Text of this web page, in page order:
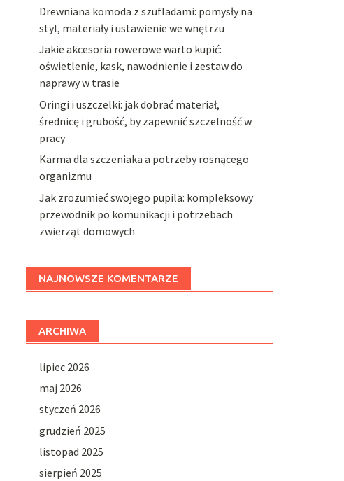
Drewniana komoda z szufladami: pomysły na
styl, materiały i ustawienie we wnętrzu
Jakie akcesoria rowerowe warto kupić:
oświetlenie, kask, nawodnienie i zestaw do
naprawy w trasie
Oringi i uszczelki: jak dobrać materiał,
średnicę i grubość, by zapewnić szczelność w
pracy
Karma dla szczeniaka a potrzeby rosnącego
organizmu
Jak zrozumieć swojego pupila: kompleksowy
przewodnik po komunikacji i potrzebach
zwierząt domowych
NAJNOWSZE KOMENTARZE
ARCHIWA
lipiec 2026
maj 2026
styczeń 2026
grudzień 2025
listopad 2025
sierpień 2025